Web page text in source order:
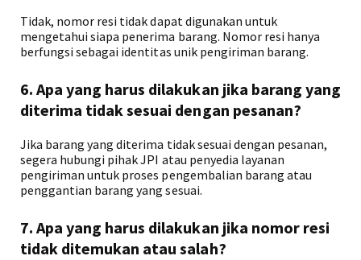
Tidak, nomor resi tidak dapat digunakan untuk
mengetahui siapa penerima barang. Nomor resi hanya
berfungsi sebagai identitas unik pengiriman barang.
6. Apa yang harus dilakukan jika barang yang
diterima tidak sesuai dengan pesanan?
Jika barang yang diterima tidak sesuai dengan pesanan,
segera hubungi pihak JPI atau penyedia layanan
pengiriman untuk proses pengembalian barang atau
penggantian barang yang sesuai.
7. Apa yang harus dilakukan jika nomor resi
tidak ditemukan atau salah?